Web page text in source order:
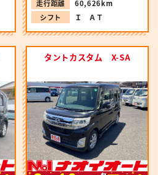
走行距離
60,626km
シフト
Ｉ ＡＴ
タントカスタム X-SA